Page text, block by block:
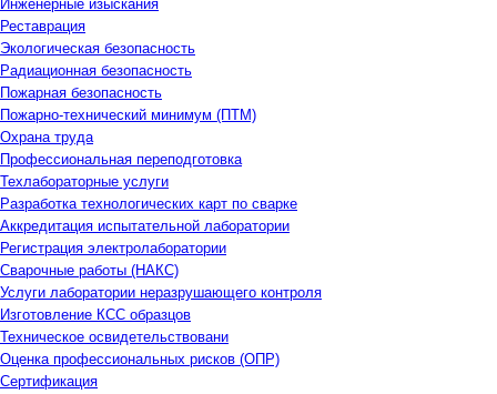
Инженерные изыскания
Реставрация
Экологическая безопасность
Радиационная безопасность
Пожарная безопасность
Пожарно-технический минимум (ПТМ)
Охрана труда
Профессиональная переподготовка
Техлабораторные услуги
Разработка технологических карт по сварке
Аккредитация испытательной лаборатории
Регистрация электролаборатории
Сварочные работы (НАКС)
Услуги лаборатории неразрушающего контроля
Изготовление КСС образцов
Техническое освидетельствовани
Оценка профессиональных рисков (ОПР)
Сертификация